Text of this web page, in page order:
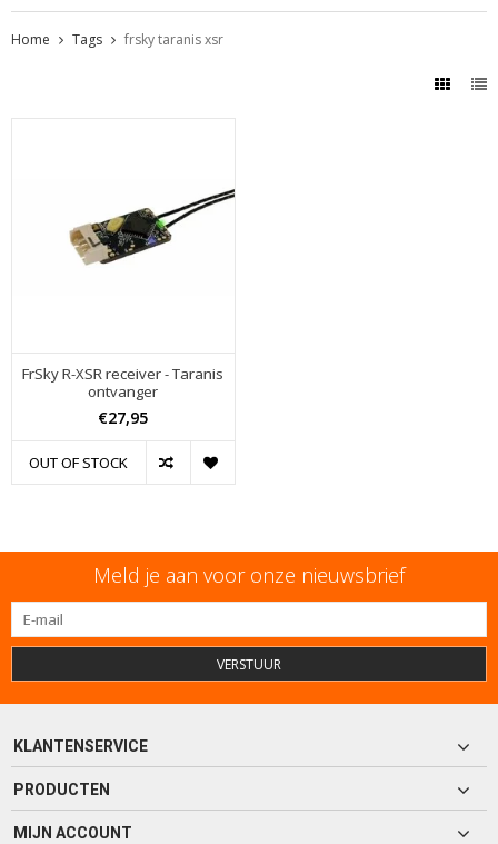
Home Tags frsky taranis xsr
FrSky R-XSR receiver - Taranis
ontvanger
€27,95
OUT OF STOCK
Meld je aan voor onze nieuwsbrief
VERSTUUR
KLANTENSERVICE
PRODUCTEN
MIJN ACCOUNT